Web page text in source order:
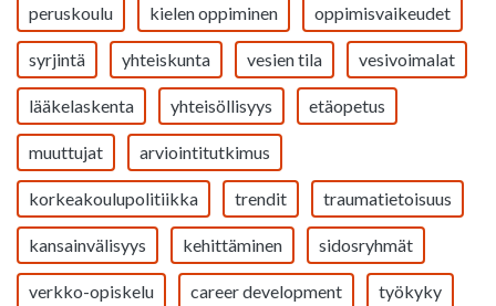
peruskoulu kielen oppiminen oppimisvaikeudet
syrjintä yhteiskunta vesien tila vesivoimalat
lääkelaskenta yhteisöllisyys etäopetus
muuttujat arviointitutkimus
korkeakoulupolitiikka trendit traumatietoisuus
kansainvälisyys kehittäminen sidosryhmät
verkko-opiskelu career development työkyky